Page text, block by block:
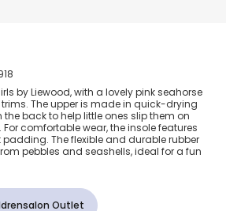
Seahorse Aqua Shoes
by Liewood, with a lovely pink seahorse
The upper is made in quick-drying
back to help little ones slip them on
comfortable wear, the insole features
The flexible and durable rubber
pebbles and seashells, ideal for a fun
Outlet